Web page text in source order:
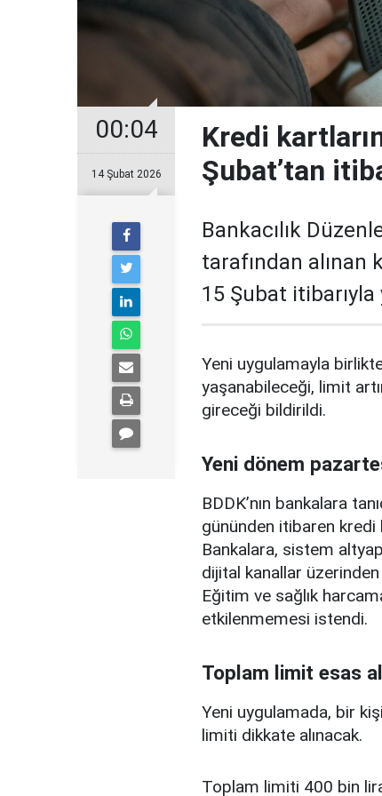
00:04
14 Şubat 2026
Kredi
Şubat’tan
Bankacılık
tarafından
15 Şubat
Yeni uygulamayla
yaşanabileceği, limit
gireceği bildirildi.
Yeni dönem
BDDK’nın bankalara
gününden itibaren kredi
Bankalara, sistem
dijital kanallar
Eğitim ve sağlık
etkilenmemesi istendi.
Toplam limit esas
Yeni uygulamada, bir
limiti dikkate alınacak.
Toplam limiti 400 bin